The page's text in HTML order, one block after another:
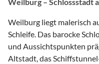
Weilburg – Schlossstadt
Weilburg liegt malerisch
Schleife. Das barocke
und Aussichtspunkten
Altstadt, das